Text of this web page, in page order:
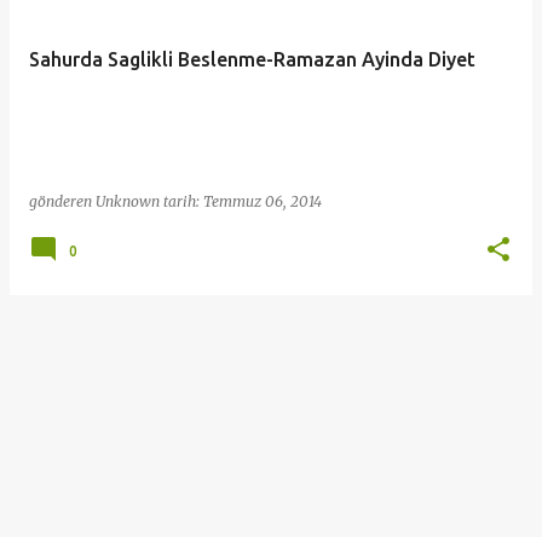
Sahurda Saglikli Beslenme-Ramazan Ayinda Diyet
gönderen Unknown tarih: Temmuz 06, 2014
0